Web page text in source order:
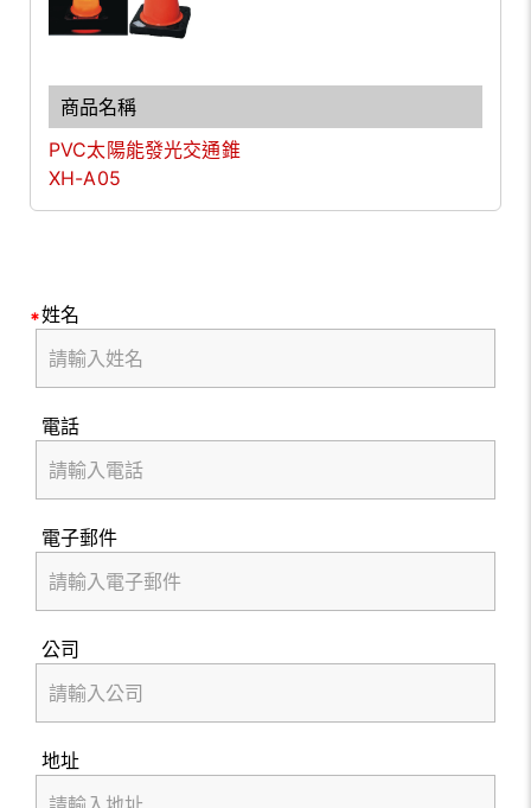
PVC太陽能發光交通錐
XH-A05
姓名
電話
電子郵件
公司
地址